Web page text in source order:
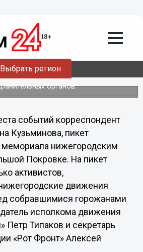
Выбрать регион
состоялся пикет
Революции
пикета обеспечивали
органов.
событий корреспондент
Кузьминова, пикет
мемориала нижегородским
Покровке. На пикет
активистов,
движения
собравшимися горожанами
исполкома движения
Петр Типаков и секретарь
«Рот Фронт» Алексей